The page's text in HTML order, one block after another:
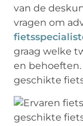
van de
vragen om
graag welke
en
geschikte